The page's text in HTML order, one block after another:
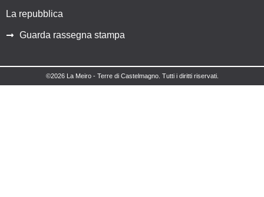
La repubblica
Guarda rassegna stampa
©2026 La Meiro - Terre di Castelmagno. Tutti i diritti riservati.